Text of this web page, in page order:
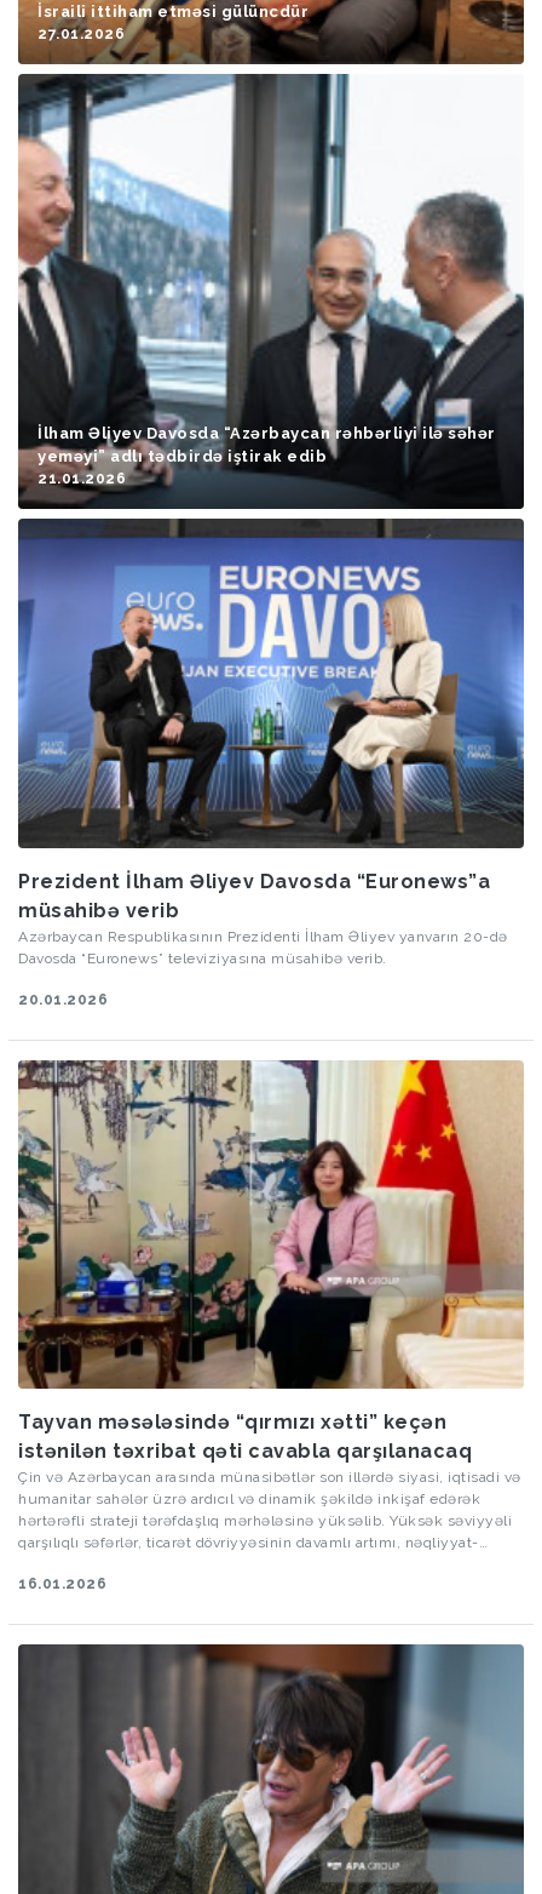
İsraili ittiham etməsi gülüncdür
27.01.2026
İlham Əliyev Davosda “Azərbaycan rəhbərliyi ilə səhər
yeməyi” adlı tədbirdə iştirak edib
21.01.2026
Prezident İlham Əliyev Davosda “Euronews”a
müsahibə verib
Azərbaycan Respublikasının Prezidenti İlham Əliyev yanvarın 20-də
Davosda “Euronews” televiziyasına müsahibə verib.
20.01.2026
Tayvan məsələsində “qırmızı xətti” keçən
istənilən təxribat qəti cavabla qarşılanacaq
Çin və Azərbaycan arasında münasibətlər son illərdə siyasi, iqtisadi və
humanitar sahələr üzrə ardıcıl və dinamik şəkildə inkişaf edərək
hərtərəfli strateji tərəfdaşlıq mərhələsinə yüksəlib. Yüksək səviyyəli
qarşılıqlı səfərlər, ticarət dövriyyəsinin davamlı artımı, nəqliyyat-
çərçivəsində həyata keçirilən layihələr ikitərəfli əlaqələri daha da
humanitar mübadilələr xalqlar arasında qarşılıqlı etimad və anlaşmanı
gücləndirib. Beynəlxalq və regional məsələlərdə nümayiş etdirilən
qarşılıqlı dəstək, xüsusilə əsas milli maraqlara hörmət prinsipi Çin–
Azərbaycan münasibətlərinin etibarlı və uzunmüddətli xarakter
16.01.2026